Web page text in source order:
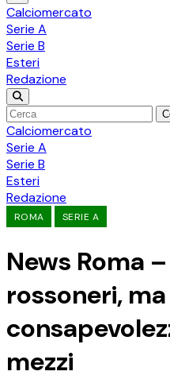
Calciomercato
Serie A
Serie B
Esteri
Redazione
Calciomercato
Serie A
Serie B
Esteri
Redazione
ROMA SERIE A
News Roma
rossoneri,
mezzi